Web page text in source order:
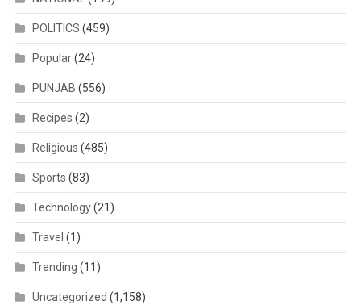
POLITICS (459)
Popular(24)
PUNJAB (556)
Recipes (2)
Religious (485)
Sports (83)
Technology(21)
Travel (1)
Trending (11)
Uncategorized (1,158)